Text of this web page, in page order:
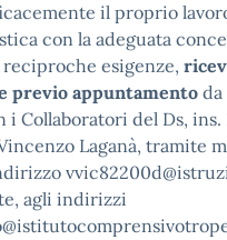
il proprio
con la adeguata
esigenze,
previo appuntamento da
i Collaboratori del Ds, ins.
Laganà, tramite
agli indirizzi